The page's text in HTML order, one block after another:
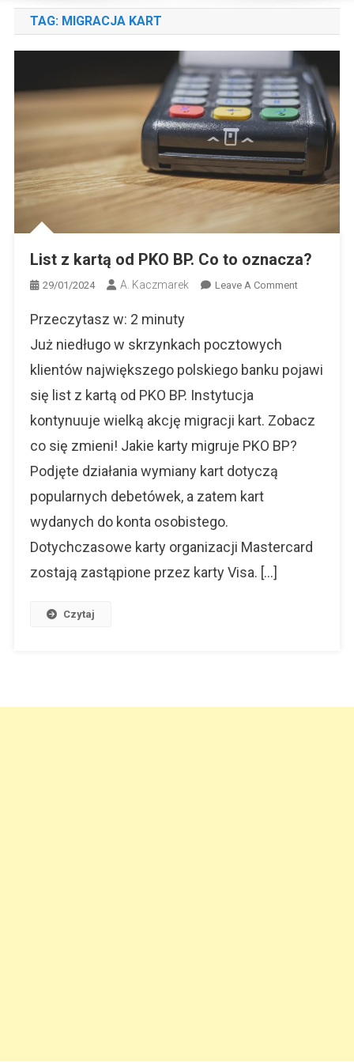
TAG: MIGRACJA KART
List z kartą od PKO BP. Co to oznacza?
29/01/2024 A. Kaczmarek Leave A CommentOn
PKO
To
Przeczytasz w: 2 minuty
Już niedługo w skrzynkach pocztowych
klientów największego polskiego banku pojawi
się list z kartą od PKO BP. Instytucja
kontynuuje wielką akcję migracji kart. Zobacz
co się zmieni! Jakie karty migruje PKO BP?
Podjęte działania wymiany kart dotyczą
popularnych debetówek, a zatem kart
wydanych do konta osobistego.
Dotychczasowe karty organizacji Mastercard
zostają zastąpione przez karty Visa. […]
Czytaj